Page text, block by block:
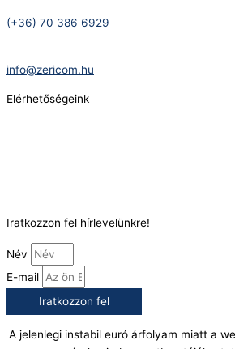
(+36) 70 386 6929
info@zericom.hu
Elérhetőségeink
Iratkozzon fel hírlevelünkre!
Név
E-mail
Iratkozzon fel
A jelenlegi instabil euró árfolyam miatt a